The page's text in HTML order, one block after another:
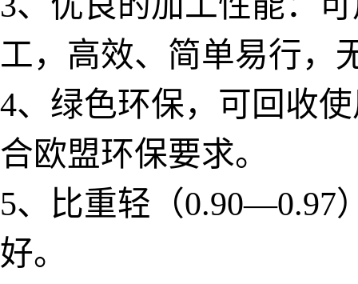
工，高效、简单易行，
4、绿色环保，可回收
合欧盟环保要求。
5、比重轻（0.90—0.97
好。